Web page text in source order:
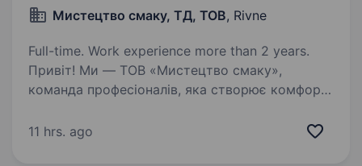
Мистецтво смаку, ТД, ТОВ, Rivne
Full-time. Work experience more than 2 years.
Привіт! Ми — ТОВ «Мистецтво смаку»,
команда професіоналів, яка створює комфорт
ти прагнеш працювати у стабільній компанії,
11 hrs. ago